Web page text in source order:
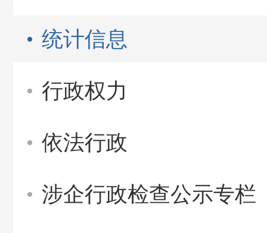
统计信息
行政权力
依法行政
涉企行政检查公示专栏